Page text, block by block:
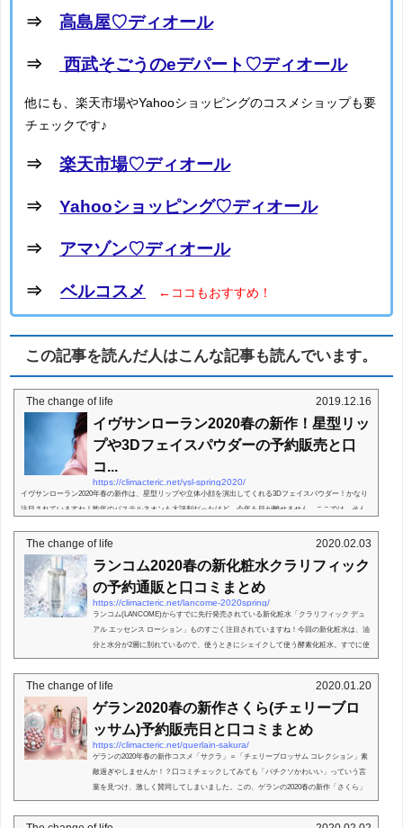
⇒ 高島屋♡ディオール
⇒ 西武そごうのeデパート♡ディオール
他にも、楽天市場やYahooショッピングのコスメショップも要
チェックです♪
⇒ 楽天市場♡ディオール
⇒ Yahooショッピング♡ディオール
⇒ アマゾン♡ディオール
⇒ ベルコスメ ←ココもおすすめ！
この記事を読んだ人はこんな記事も読んでいます。
The change of life 2019.12.16
イヴサンローラン2020春の新作！星型リッ
プや3Dフェイスパウダーの予約販売と口
コ...
https://climacteric.net/ysl-spring2020/
イヴサンローラン2020年春の新作は、星型リップや立体小顔を演出してくれる3Dフェイスパウダー！かなり
注目されていますね！昨年のパステルネオンも大評判だったけど、今年も目が離せません。ここでは、そん
The change of life 2020.02.03
ランコム2020春の新化粧水クラリフィック
の予約通販と口コミまとめ
https://climacteric.net/lancome-2020spring/
ランコム(LANCOME)からすでに先行発売されている新化粧水「クラリフィック デュ
アル エッセンス ローション」ものすごく注目されていますね！今回の新化粧水は、油
分と水分が2層に別れているので、使うときにシェイクして使う酵素化粧水。すでに使
った人の口コミによ...
The change of life 2020.01.20
ゲラン2020春の新作さくら(チェリーブロ
ッサム)予約販売日と口コミまとめ
https://climacteric.net/guerlain-sakura/
ゲランの2020年春の新作コスメ「サクラ」＝「チェリーブロッサム コレクション」素
敵過ぎやしませんか！？口コミチェックしてみても「バチクソかわいい」っていう言
葉を見つけ、激しく賛同してしまいました。この、ゲランの2020春の新作「さくら」
シリーズの発売は2...